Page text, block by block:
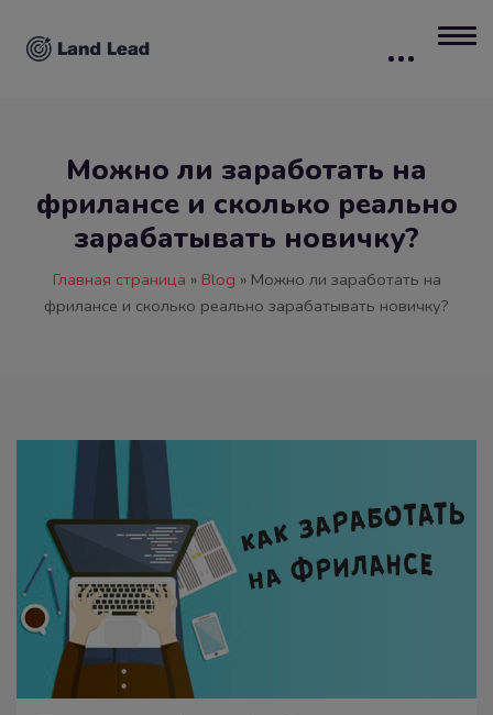
Можно ли заработать на
фрилансе и сколько реально
зарабатывать новичку?
Главная страница » Blog » Можно ли заработать на
фрилансе и сколько реально зарабатывать новичку?